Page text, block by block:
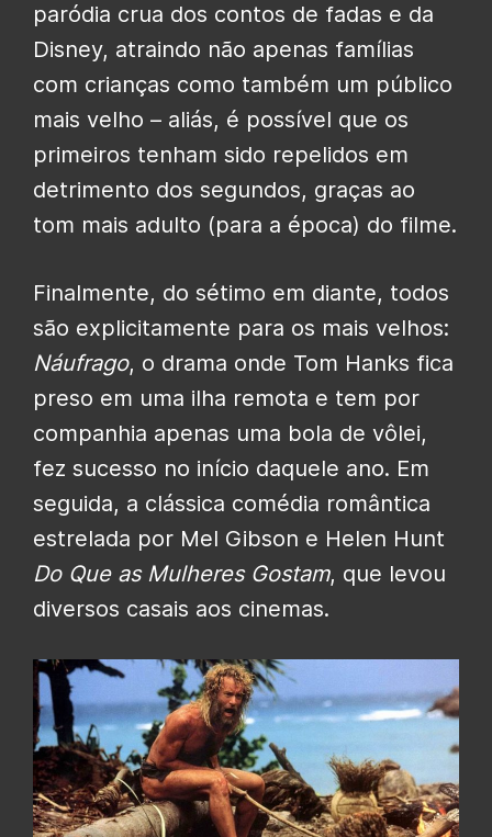
paródia crua dos contos de fadas e da
Disney, atraindo não apenas famílias
com crianças como também um público
mais velho – aliás, é possível que os
primeiros tenham sido repelidos em
detrimento dos segundos, graças ao
tom mais adulto (para a época) do filme.
Finalmente, do sétimo em diante, todos
são explicitamente para os mais velhos:
Náufrago, o drama onde Tom Hanks fica
preso em uma ilha remota e tem por
companhia apenas uma bola de vôlei,
fez sucesso no início daquele ano. Em
seguida, a clássica comédia romântica
estrelada por Mel Gibson e Helen Hunt
Do Que as Mulheres Gostam, que levou
diversos casais aos cinemas.